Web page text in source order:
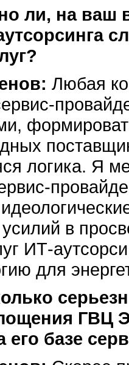
ли, на ваш
Любая
логика. Я
в
ИТ-
для
ГВЦ
его базе